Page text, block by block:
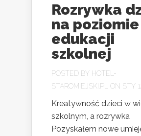
Rozrywka
na poziomie
edukacji
szkolnej
POSTED BY HOTEL-
STAROMIEJSKI.PL
ON STY
Kreatywność dzieci w
szkolnym, a rozrywka
Pozyskałem nowe